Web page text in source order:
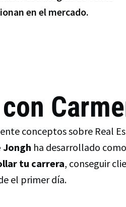
en el mercado.
conceptos sobre Real
Jongh ha desarrollado como
tu carrera, conseguir
el primer día.